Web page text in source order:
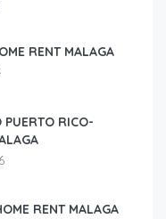
RENT MALAGA
PUERTO RICO-
6
RENT MALAGA